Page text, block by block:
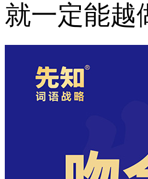
就一定能越